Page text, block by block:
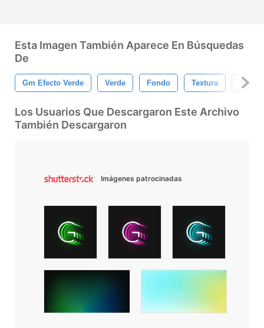
Esta Imagen También Aparece En Búsquedas
De
Gm Efecto Verde Verde Fondo Textura
Los Usuarios Que Descargaron Este Archivo
También Descargaron
Imágenes patrocinadas